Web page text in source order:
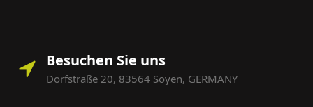
Besuchen Sie uns
Dorfstraße 20, 83564 Soyen, GERMANY